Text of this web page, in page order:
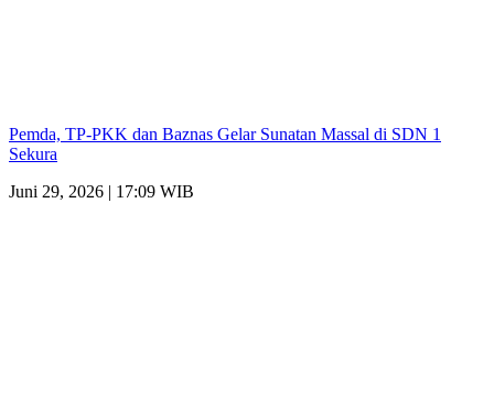
Pemda, TP-PKK dan Baznas Gelar Sunatan Massal di SDN 1
Sekura
Juni 29, 2026 | 17:09 WIB